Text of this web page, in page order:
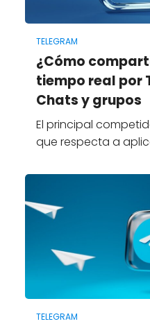
TELEGRAM
¿Cómo
tiempo real por
Chats y grupos
El principal
que respecta a
TELEGRAM